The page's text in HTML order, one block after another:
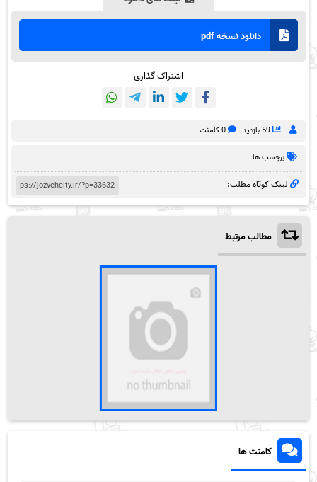
دانلود نسخه pdf
اشتراک گذاری
59 بازدید 0 کامنت
برچسب ها:
لینک کوتاه مطلب:
مطالب مرتبط
کامنت ها